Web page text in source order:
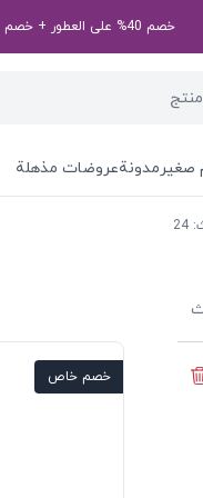
خصم 40% على العطور + خصم إضافي بقيمة 50 درهم إماراتي على طلبك الأول! رمز الخصم الخاص بك: first50aed
صغيرمدونةعروضات مذهلة
خصم خاص